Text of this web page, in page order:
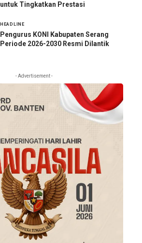
untuk Tingkatkan Prestasi
HEADLINE
Pengurus KONI Kabupaten Serang
Periode 2026-2030 Resmi Dilantik
- Advertisement -